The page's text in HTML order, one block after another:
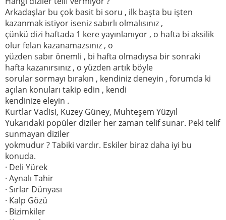
Arkadaşlar bu çok basit bi soru , ilk başta bu işten
kazanmak istiyor iseniz sabırlı olmalısınız ,
çünkü dizi haftada 1 kere yayınlanıyor , o hafta bi aksilik
olur felan kazanamazsınız , o
yüzden sabır önemli , bi hafta olmadıysa bir sonraki
hafta kazanırsınız , o yüzden artık böyle
sorular sormayı bırakın , kendiniz deneyin , forumda ki
açılan konuları takip edin , kendi
kendinize eleyin .
Kurtlar Vadisi, Kuzey Güney, Muhteşem Yüzyıl
Yukarıdaki popüler diziler her zaman telif sunar. Peki telif
sunmayan diziler
yokmudur ? Tabiki vardır. Eskiler biraz daha iyi bu
konuda.
· Deli Yürek
· Aynalı Tahir
· Sırlar Dünyası
· Kalp Gözü
· Bizimkiler